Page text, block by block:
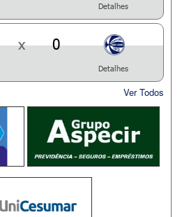
Detalhes
x 0
Detalhes
Ver Todos